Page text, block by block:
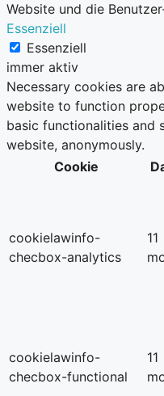
Website und die
Essenziell
Essenziell
immer aktiv
Necessary cookies are
website to function
basic functionalities and
website, anonymously.
Cookie
cookielawinfo-
checbox-analytics
11
cookielawinfo-
checbox-functional
11